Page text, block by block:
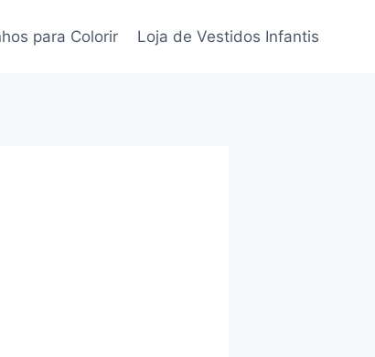
para Colorir Loja de Vestidos Infantis